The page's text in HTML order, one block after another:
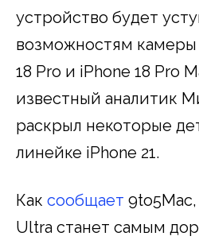
устройство будет
возможностям
18 Pro и iPhone 18 Pro
известный аналитик
раскрыл некоторые
линейке iPhone 21.
Как сообщает
Ultra станет самым